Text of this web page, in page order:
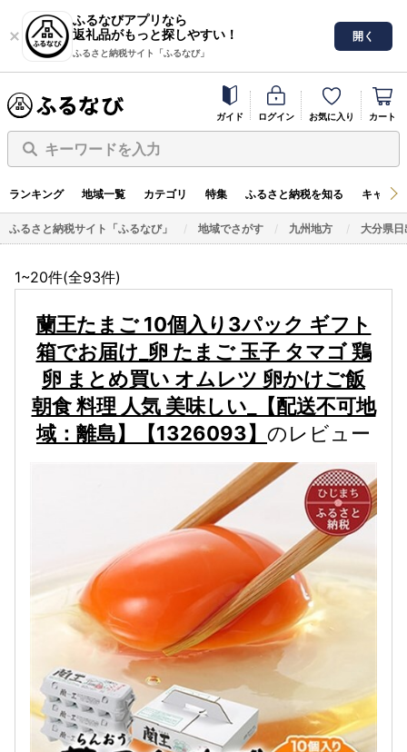
ふるなびアプリなら
返礼品がもっと探しやすい！
ふるさと納税サイト「ふるなび」
開く
ガイド ログイン お気に入り カート
キーワードを入力
ランキング 地域一覧 カテゴリ 特集 ふるさと納税を知る キャン
ふるさと納税サイト「ふるなび」 地域でさがす 九州地方 大分県日
1~20件(全93件)
蘭王たまご 10個入り3パック ギフト
箱でお届け_卵 たまご 玉子 タマゴ 鶏
卵 まとめ買い オムレツ 卵かけご飯
朝食 料理 人気 美味しい_【配送不可地
域：離島】【1326093】 のレビュー